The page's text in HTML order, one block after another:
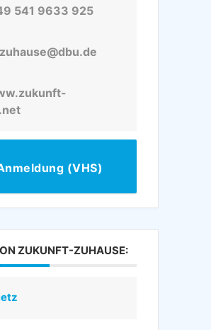
541 9633 925
(VHS)
ZUKUNFT-ZUHAUSE: